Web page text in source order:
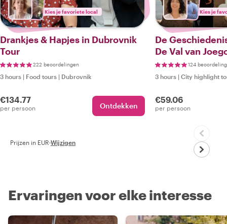
Kies je favoriete local
Drankjes & Hapjes in Dubrovnik
Tour
222 beoordelingen
3 hours | Food tours | Dubrovnik
€134.77
per persoon Ontdekken
Kies je
De
De Val van
124
3 hours | City highlight
€59.06
per persoon
Prijzen in EUR·Wijzigen
Ervaringen voor elke interesse